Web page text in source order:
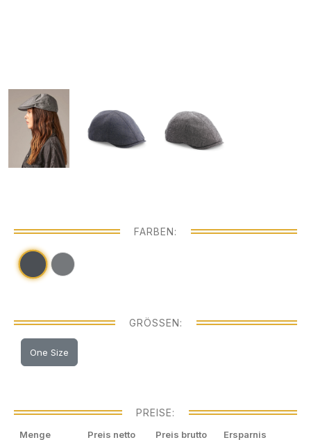
FARBEN:
GRÖSSEN:
One Size
PREISE:
Menge Preis netto Preis brutto Ersparnis